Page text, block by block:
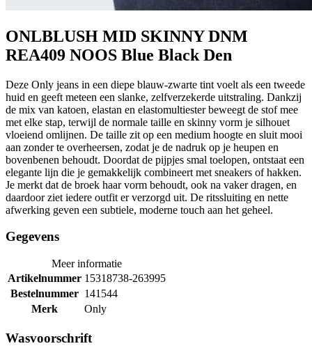
ONLBLUSH MID SKINNY DNM
REA409 NOOS Blue Black Den
Deze Only jeans in een diepe blauw-zwarte tint voelt als een tweede
huid en geeft meteen een slanke, zelfverzekerde uitstraling. Dankzij
de mix van katoen, elastan en elastomultiester beweegt de stof mee
met elke stap, terwijl de normale taille en skinny vorm je silhouet
vloeiend omlijnen. De taille zit op een medium hoogte en sluit mooi
aan zonder te overheersen, zodat je de nadruk op je heupen en
bovenbenen behoudt. Doordat de pijpjes smal toelopen, ontstaat een
elegante lijn die je gemakkelijk combineert met sneakers of hakken.
Je merkt dat de broek haar vorm behoudt, ook na vaker dragen, en
daardoor ziet iedere outfit er verzorgd uit. De ritssluiting en nette
afwerking geven een subtiele, moderne touch aan het geheel.
Gegevens
Meer informatie
Artikelnummer 15318738-263995
Bestelnummer 141544
Merk
Only
Wasvoorschrift